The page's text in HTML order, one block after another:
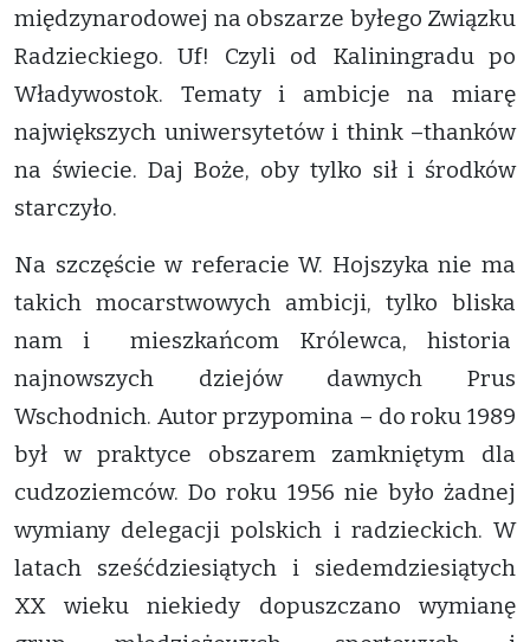
międzynarodowej na obszarze byłego Związku
Radzieckiego. Uf! Czyli od Kaliningradu po
Władywostok. Tematy i ambicje na miarę
największych uniwersytetów i think –thanków
na świecie. Daj Boże, oby tylko sił i środków
starczyło.
Na szczęście w referacie W. Hojszyka nie ma
takich mocarstwowych ambicji, tylko bliska
nam i mieszkańcom Królewca, historia
najnowszych dziejów dawnych Prus
Wschodnich. Autor przypomina – do roku 1989
był w praktyce obszarem zamkniętym dla
cudzoziemców. Do roku 1956 nie było żadnej
wymiany delegacji polskich i radzieckich. W
latach sześćdziesiątych i siedemdziesiątych
XX wieku niekiedy dopuszczano wymianę